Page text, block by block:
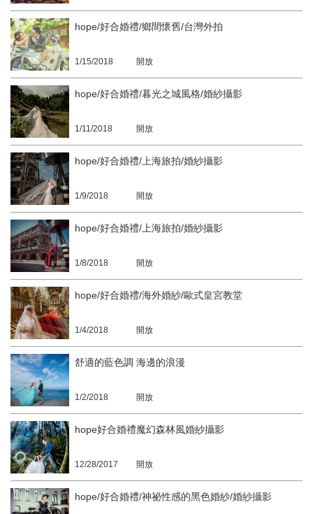
hope/好合婚禮/鄉間懷舊/台灣外拍
1/15/2018 開放
hope/好合婚禮/暮光之城風格/婚紗攝影
1/11/2018 開放
hope/好合婚禮/上海旅拍/婚紗攝影
1/9/2018 開放
hope/好合婚禮/上海旅拍/婚紗攝影
1/8/2018 開放
hope/好合婚禮/海外婚紗/歐式皇宮教堂
1/4/2018 開放
舒適的藍色調 海邊的浪漫
1/2/2018 開放
hope好合婚禮魔幻森林風婚紗攝影
12/28/2017 開放
hope/好合婚禮/神祕性感的黑色婚紗/婚紗攝影